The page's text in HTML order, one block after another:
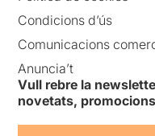
Condicions d’ús
Comunicacions
Anuncia’t
Vull rebre la
novetats,